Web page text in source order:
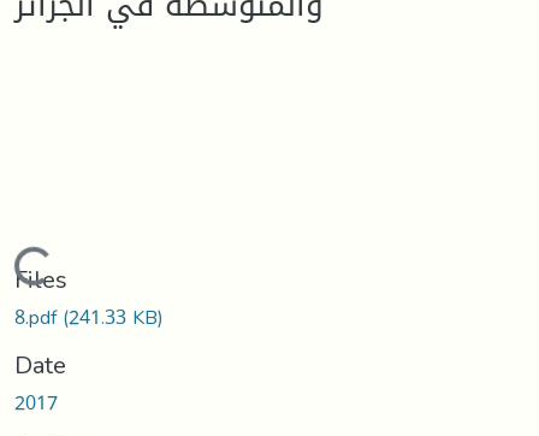
Loading...
Files
8.pdf(241.33 KB)
Date
2017